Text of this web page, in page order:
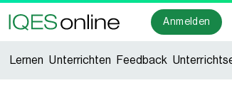
Anmelden
Lernen Unterrichten Feedback